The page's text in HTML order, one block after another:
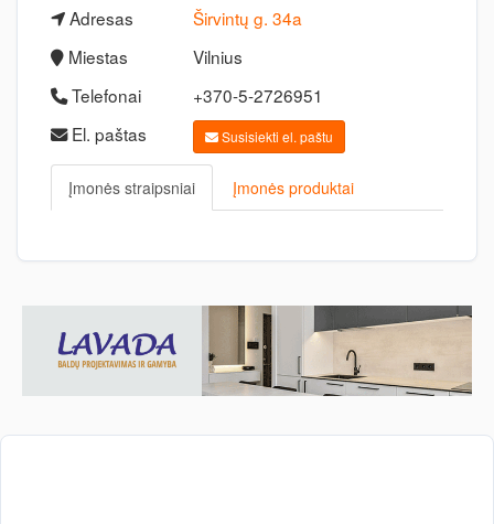
Adresas
Širvintų g. 34a
Miestas
Vilnius
Telefonai
+370-5-2726951
El. paštas
Susisiekti el. paštu
Įmonės straipsniai Įmonės produktai